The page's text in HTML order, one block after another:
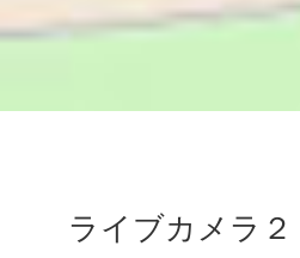
ライブカメラ２